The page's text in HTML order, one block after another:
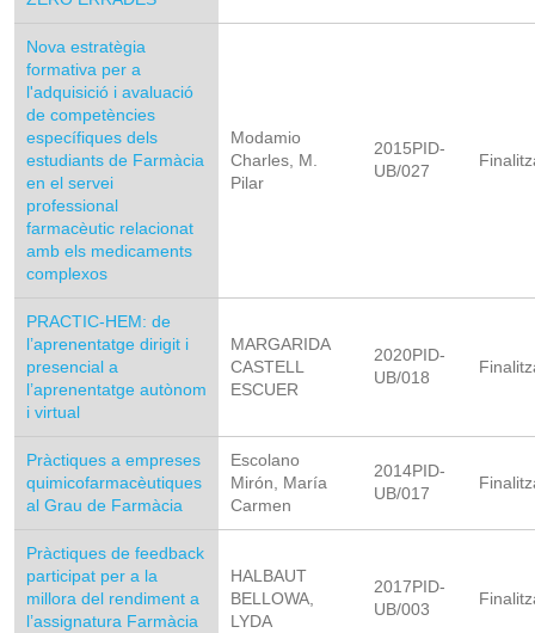
Nova estratègia
formativa per a
l'adquisició i avaluació
de competències
específiques dels
estudiants de Farmàcia
en el servei
professional
farmacèutic relacionat
amb els medicaments
complexos
Modamio
Charles, M.
Pilar
2015PID-
UB/027
PRACTIC-HEM: de
l’aprenentatge dirigit i
presencial a
l’aprenentatge autònom
i virtual
MARGARIDA
CASTELL
ESCUER
2020PID-
UB/018
Pràctiques a empreses
quimicofarmacèutiques
al Grau de Farmàcia
Escolano
Mirón, María
Carmen
2014PID-
UB/017
Pràctiques de feedback
participat per a la
millora del rendiment a
l’assignatura Farmàcia
HALBAUT
BELLOWA,
LYDA
2017PID-
UB/003